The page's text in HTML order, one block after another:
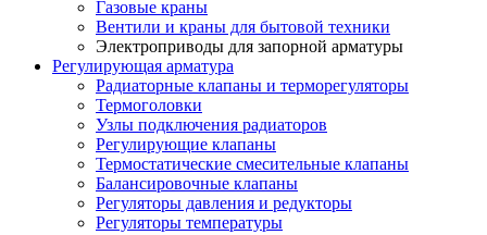
Газовые краны
Вентили и краны для бытовой техники
Электроприводы для запорной арматуры
Регулирующая арматура
Радиаторные клапаны и терморегуляторы
Термоголовки
Узлы подключения радиаторов
Регулирующие клапаны
Термостатические смесительные клапаны
Балансировочные клапаны
Регуляторы давления и редукторы
Регуляторы температуры